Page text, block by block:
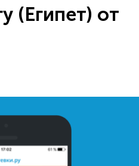
(Египет) от